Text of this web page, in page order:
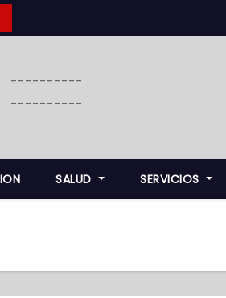
----------
----------
SALUD SERVICIOS